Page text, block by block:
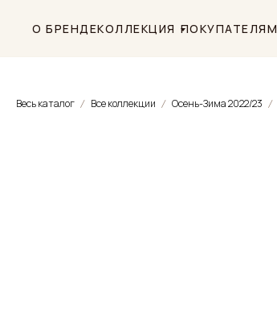
О БРЕНДЕКОЛЛЕКЦИЯ ПОКУПАТЕЛЯМ
Весь каталог Все коллекции Осень-Зима 2022/23